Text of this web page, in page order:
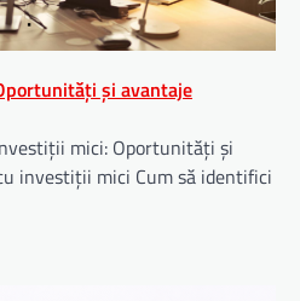
și avantaje
mici: Oportunități și
investiții mici Cum să identifici